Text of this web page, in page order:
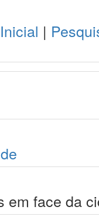
|
em face da